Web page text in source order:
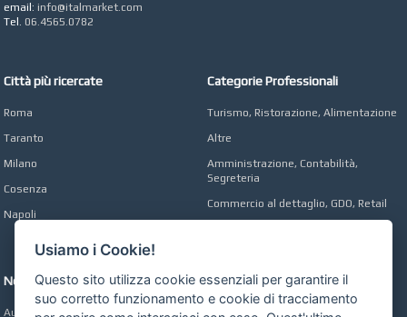
email: info@italmarket.com
Tel. 06.4565.0782
Città più ricercate
Roma
Taranto
Milano
Cosenza
Napoli
Categorie Professionali
Turismo, Ristorazione, Alimentazione
Altre
Amministrazione, Contabilità,
Segreteria
Commercio al dettaglio, GDO, Retail
Network
Automobili Online
Usiamo i Cookie!
Questo sito utilizza cookie essenziali per garantire il
suo corretto funzionamento e cookie di tracciamento